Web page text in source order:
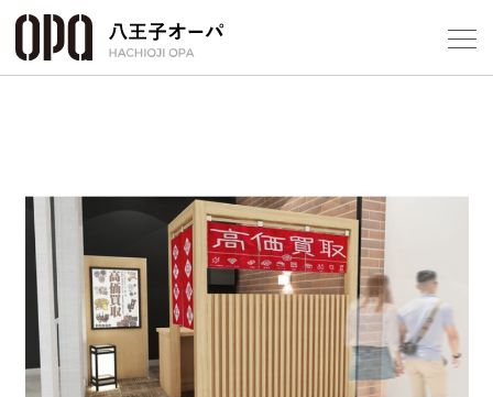
Previous Next
ショッ
レスト